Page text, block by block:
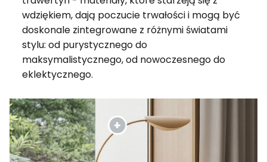
wdziękiem, dają poczucie trwałości i mogą być
doskonale zintegrowane z różnymi światami
stylu: od purystycznego do
maksymalistycznego, od nowoczesnego do
eklektycznego.